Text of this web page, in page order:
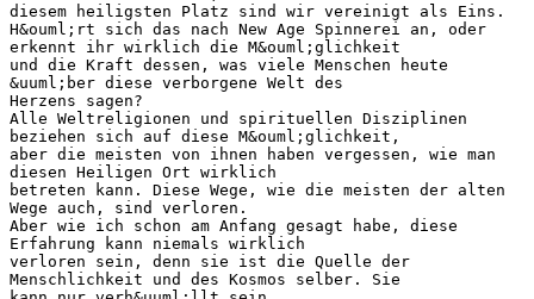
diesem heiligsten Platz sind wir vereinigt als Eins.
H&ouml;rt sich das nach New Age Spinnerei an, oder
erkennt ihr wirklich die M&ouml;glichkeit
und die Kraft dessen, was viele Menschen heute
&uuml;ber diese verborgene Welt des
Herzens sagen?
Alle Weltreligionen und spirituellen Disziplinen
beziehen sich auf diese M&ouml;glichkeit,
aber die meisten von ihnen haben vergessen, wie man
diesen Heiligen Ort wirklich
betreten kann. Diese Wege, wie die meisten der alten
Wege auch, sind verloren.
Aber wie ich schon am Anfang gesagt habe, diese
Erfahrung kann niemals wirklich
verloren sein, denn sie ist die Quelle der
Menschlichkeit und des Kosmos selber. Sie